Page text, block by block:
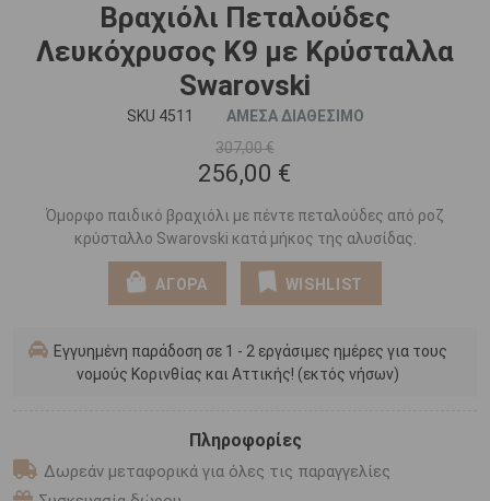
Βραχιόλι Πεταλούδες
Λευκόχρυσος Κ9 με Κρύσταλλα
Swarovski
SKU 4511
ΑΜΕΣΑ ΔΙΑΘΕΣΙΜΟ
307,00 €
256,00 €
Όμορφο παιδικό βραχιόλι με πέντε πεταλούδες από ροζ
κρύσταλλο Swarovski κατά μήκος της αλυσίδας.
ΑΓΟΡΑ WISHLIST
Εγγυημένη παράδοση σε 1 - 2 εργάσιμες ημέρες για τους
νομούς Κορινθίας και Αττικής! (εκτός νήσων)
Πληροφορίες
Δωρεάν μεταφορικά για όλες τις παραγγελίες